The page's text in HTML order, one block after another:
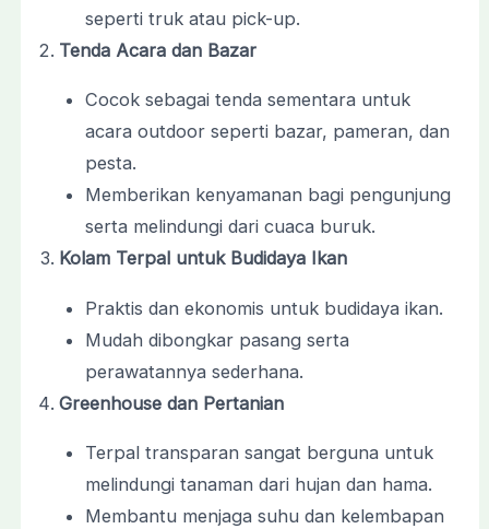
seperti truk atau pick-up.
Tenda Acara dan Bazar
Cocok sebagai tenda sementara untuk
acara outdoor seperti bazar, pameran, dan
pesta.
Memberikan kenyamanan bagi pengunjung
serta melindungi dari cuaca buruk.
Kolam Terpal untuk Budidaya Ikan
Praktis dan ekonomis untuk budidaya ikan.
Mudah dibongkar pasang serta
perawatannya sederhana.
Greenhouse dan Pertanian
Terpal transparan sangat berguna untuk
melindungi tanaman dari hujan dan hama.
Membantu menjaga suhu dan kelembapan